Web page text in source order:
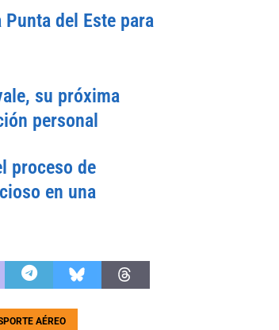
del Este para
su próxima
personal
proceso de
en una
AÉREO